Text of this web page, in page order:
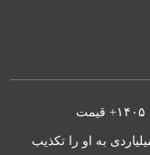
خبر واگذاری پروژه ۱۵۰ میلیاردی به او را تکذیب